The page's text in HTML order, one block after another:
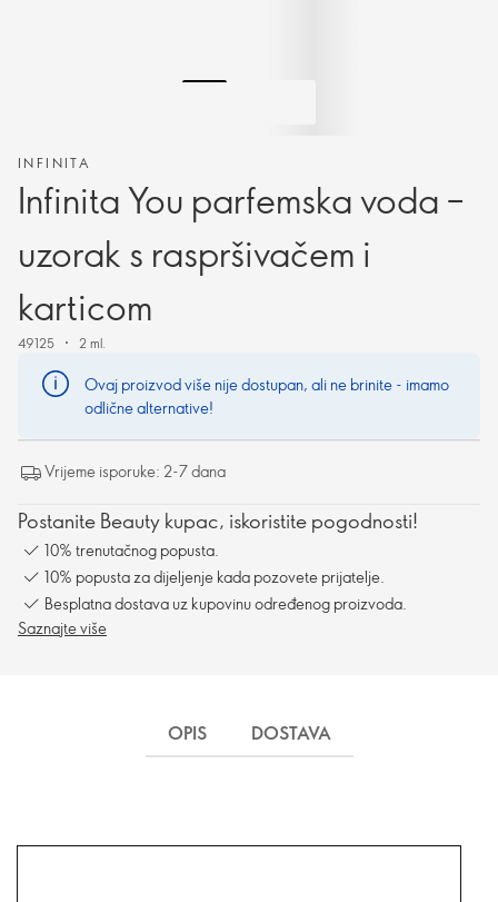
INFINITA
Infinita You parfemska voda –
uzorak s raspršivačem i
karticom
49125 2 ml.
Ovaj proizvod više nije dostupan, ali ne brinite - imamo
odlične alternative!
Vrijeme isporuke: 2-7 dana
Postanite Beauty kupac, iskoristite pogodnosti!
10% trenutačnog popusta.
10% popusta za dijeljenje kada pozovete prijatelje.
Besplatna dostava uz kupovinu određenog proizvoda.
Saznajte više
OPIS DOSTAVA